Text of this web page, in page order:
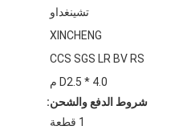
تشينغداو
XINCHENG
CCS SGS LR BV RS
D2.5 * 4.0 م
شروط الدفع والشحن:
1 قطعة